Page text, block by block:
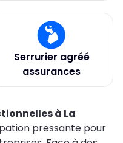
Serrurier agréé
assurances
à La
pressante pour